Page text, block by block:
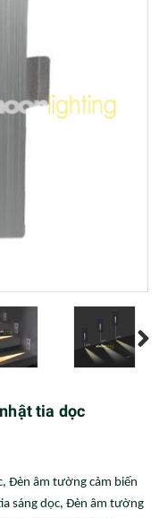
tia dọc
Đèn âm tường cảm biến
sáng dọc, Đèn âm tường